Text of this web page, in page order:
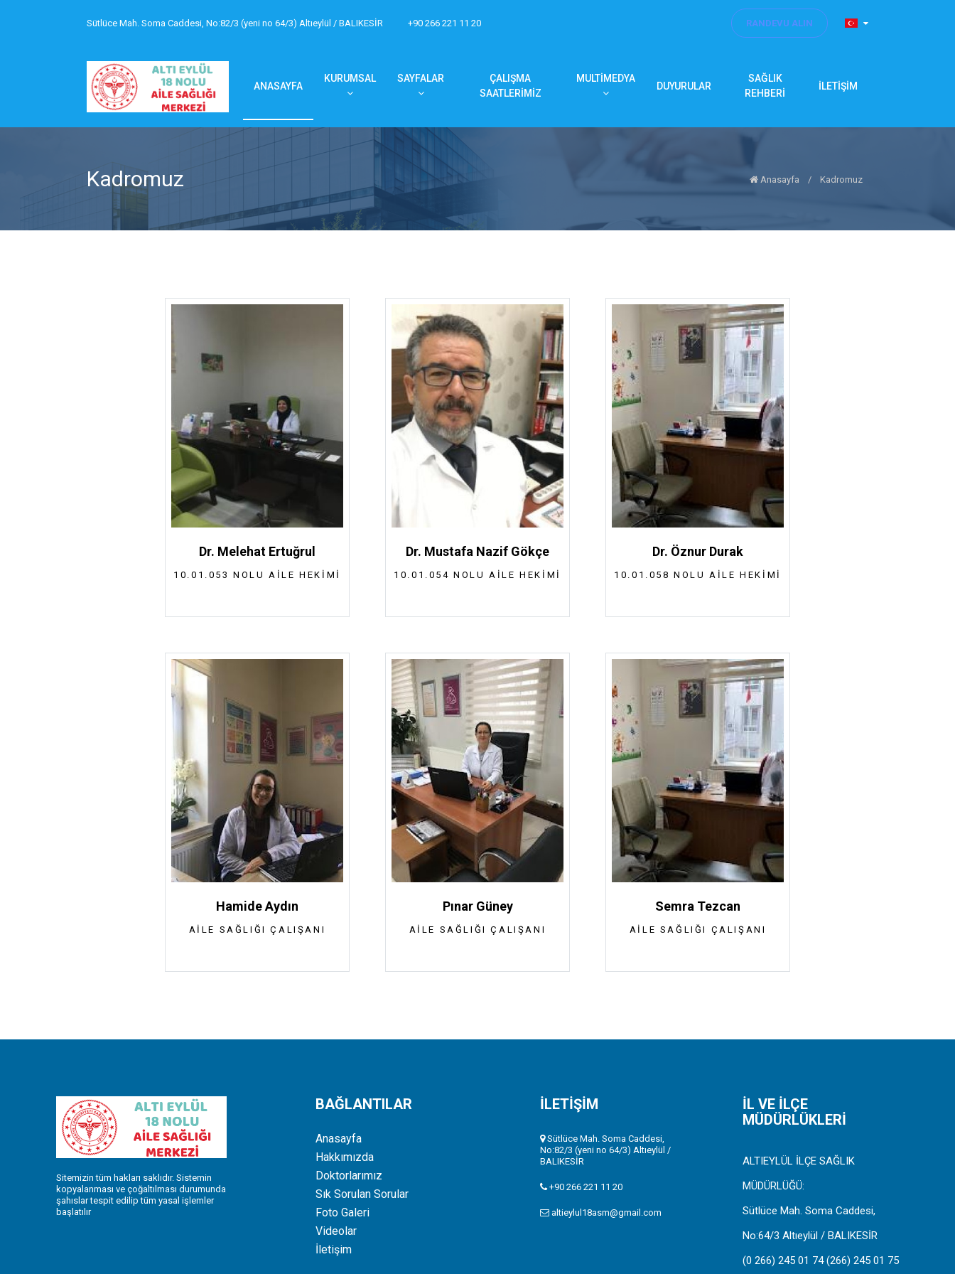
Sütlüce Mah. Soma Caddesi, No:82/3 (yeni no 64/3) Altıeylül / BALIKESİR +90 266 221 11 20 RANDEVU ALIN
ANASAYFA
KURUMSAL SAYFALAR
ÇALIŞMA
SAATLERİMİZ
MULTİMEDYA
DUYURULAR
SAĞLIK
REHBERİ
İLETİŞİM
Kadromuz Anasayfa / Kadromuz
Dr. Melehat Ertuğrul
10.01.053 NOLU AILE HEKIMI
Dr. Mustafa Nazif Gökçe
10.01.054 NOLU AILE HEKIMI
Dr. Öznur Durak
10.01.058 NOLU AILE HEKIMI
Hamide Aydın
AILE SAĞLIĞI ÇALIŞANI
Pınar Güney
AILE SAĞLIĞI ÇALIŞANI
Semra Tezcan
AILE SAĞLIĞI ÇALIŞANI
Sitemizin tüm hakları saklıdır. Sistemin
kopyalanması ve çoğaltılması durumunda
şahıslar tespit edilip tüm yasal işlemler
başlatılır
BAĞLANTILAR
Anasayfa
Hakkımızda
Doktorlarımız
Sık Sorulan Sorular
Foto Galeri
Videolar
İletişim
İLETİŞİM
Sütlüce Mah. Soma Caddesi,
No:82/3 (yeni no 64/3) Altıeylül /
BALIKESİR
+90 266 221 11 20
altieylul18asm@gmail.com
İL VE İLÇE
MÜDÜRLÜKLERİ
ALTIEYLÜL İLÇE SAĞLIK
MÜDÜRLÜĞÜ:
Sütlüce Mah. Soma Caddesi,
No:64/3 Altıeylül / BALIKESİR
(0 266) 245 01 74 (266) 245 01 75